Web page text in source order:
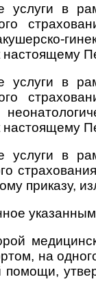
в
настоящему
в
настоящему
в
приказу,
на
помощи,